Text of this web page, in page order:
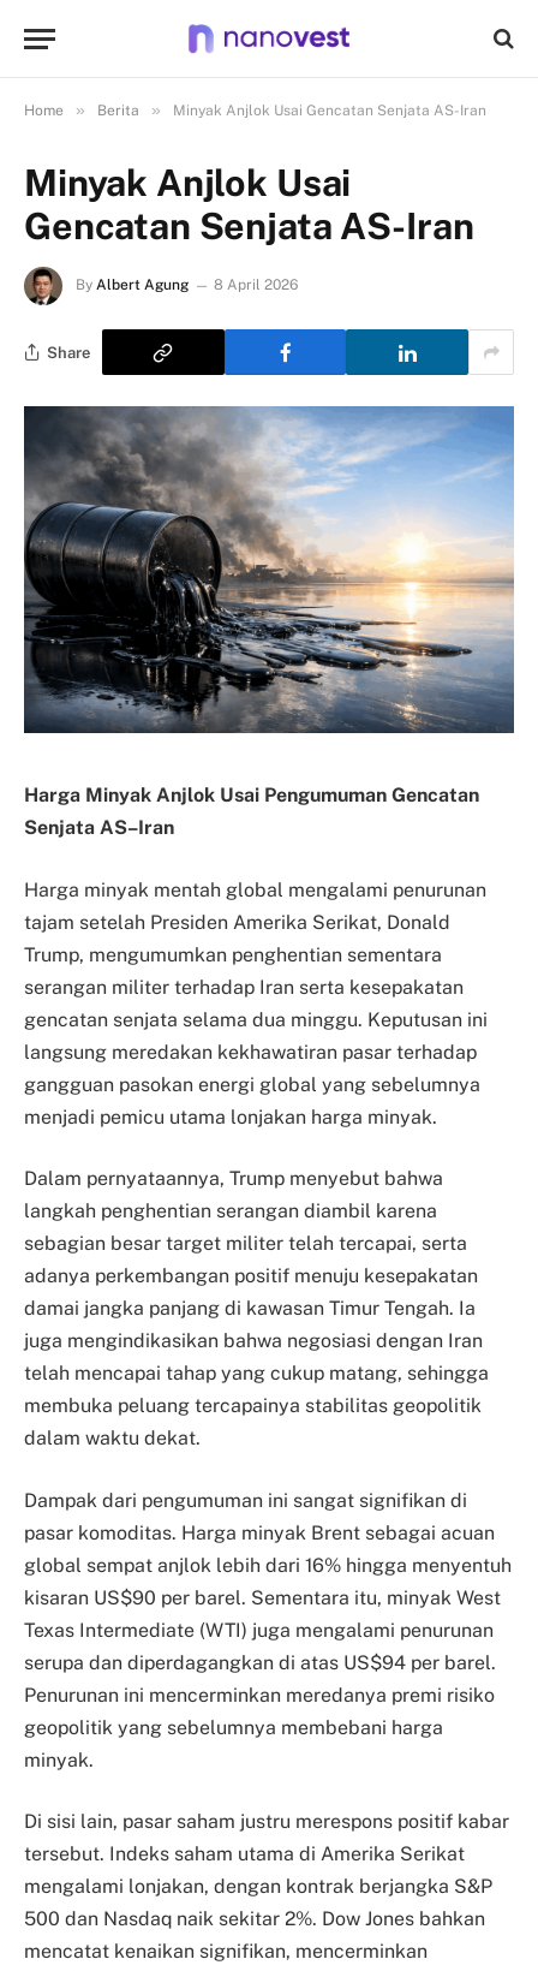
Home » Berita » Minyak Anjlok Usai Gencatan Senjata AS-Iran
Minyak Anjlok Usai
Gencatan Senjata AS-Iran
By Albert Agung 8 April 2026
Share
Harga Minyak Anjlok Usai Pengumuman Gencatan
Senjata AS–Iran
Harga minyak mentah global mengalami penurunan
tajam setelah Presiden Amerika Serikat, Donald
Trump, mengumumkan penghentian sementara
serangan militer terhadap Iran serta kesepakatan
gencatan senjata selama dua minggu. Keputusan ini
langsung meredakan kekhawatiran pasar terhadap
gangguan pasokan energi global yang sebelumnya
menjadi pemicu utama lonjakan harga minyak.
Dalam pernyataannya, Trump menyebut bahwa
langkah penghentian serangan diambil karena
sebagian besar target militer telah tercapai, serta
adanya perkembangan positif menuju kesepakatan
damai jangka panjang di kawasan Timur Tengah. Ia
juga mengindikasikan bahwa negosiasi dengan Iran
telah mencapai tahap yang cukup matang, sehingga
membuka peluang tercapainya stabilitas geopolitik
dalam waktu dekat.
Dampak dari pengumuman ini sangat signifikan di
pasar komoditas. Harga minyak Brent sebagai acuan
global sempat anjlok lebih dari 16% hingga menyentuh
kisaran US$90 per barel. Sementara itu, minyak West
Texas Intermediate (WTI) juga mengalami penurunan
serupa dan diperdagangkan di atas US$94 per barel.
Penurunan ini mencerminkan meredanya premi risiko
geopolitik yang sebelumnya membebani harga
minyak.
Di sisi lain, pasar saham justru merespons positif kabar
tersebut. Indeks saham utama di Amerika Serikat
mengalami lonjakan, dengan kontrak berjangka S&P
500 dan Nasdaq naik sekitar 2%. Dow Jones bahkan
mencatat kenaikan signifikan, mencerminkan